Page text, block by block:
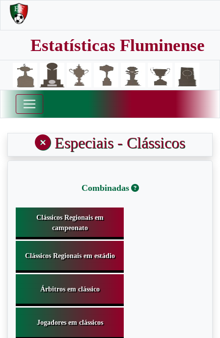
Estatísticas Fluminense
Especiais - Clássicos
Combinadas